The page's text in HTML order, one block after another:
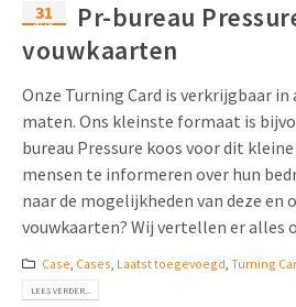
31
aug
Pr-bureau
vouwkaarten
Onze Turning Card is verkrijgbaar
maten. Ons kleinste formaat is
bureau Pressure koos voor dit
mensen te informeren over hun
naar de mogelijkheden van deze en
vouwkaarten? Wij vertellen er alles
Case, Cases, Laatst toegevoegd, Turning
LEES VERDER...